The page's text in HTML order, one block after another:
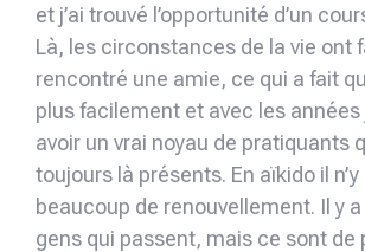
et j’ai trouvé l’opportunité d’un
Là, les circonstances de la vie ont
rencontré une amie, ce qui a fait
plus facilement et avec les années
avoir un vrai noyau de pratiquants
toujours là présents. En aïkido il n’y
beaucoup de renouvellement. Il y
gens qui passent, mais ce sont de